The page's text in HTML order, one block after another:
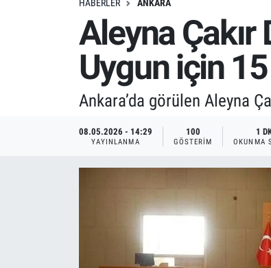
HABERLER ANKARA
Aleyna Çakır
Uygun için
Ankara’da görülen Aleyna
08.05.2026 - 14:29
YAYINLANMA
100
GÖSTERIM
1
OKUNMA